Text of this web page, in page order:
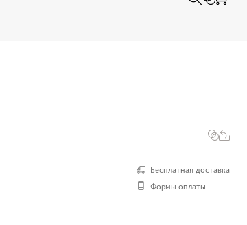
Бесплатная доставка
Формы оплаты